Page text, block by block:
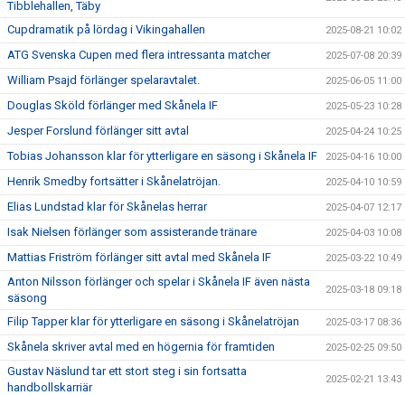
Tibblehallen, Täby
Cupdramatik på lördag i Vikingahallen 2025-08-21 10:02
ATG Svenska Cupen med flera intressanta matcher 2025-07-08 20:39
William Psajd förlänger spelaravtalet. 2025-06-05 11:00
Douglas Sköld förlänger med Skånela IF 2025-05-23 10:28
Jesper Forslund förlänger sitt avtal 2025-04-24 10:25
Tobias Johansson klar för ytterligare en säsong i Skånela IF 2025-04-16 10:00
Henrik Smedby fortsätter i Skånelatröjan. 2025-04-10 10:59
Elias Lundstad klar för Skånelas herrar 2025-04-07 12:17
Isak Nielsen förlänger som assisterande tränare 2025-04-03 10:08
Mattias Friström förlänger sitt avtal med Skånela IF 2025-03-22 10:49
Anton Nilsson förlänger och spelar i Skånela IF även nästa
säsong
2025-03-18 09:18
Filip Tapper klar för ytterligare en säsong i Skånelatröjan 2025-03-17 08:36
Skånela skriver avtal med en högernia för framtiden 2025-02-25 09:50
Gustav Näslund tar ett stort steg i sin fortsatta
handbollskarriär
2025-02-21 13:43